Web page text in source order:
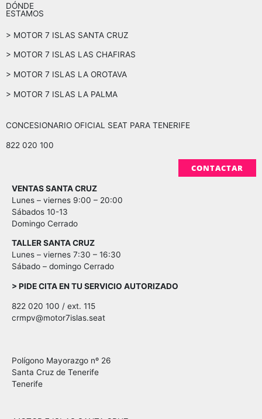
DÓNDE
ESTAMOS
> MOTOR 7 ISLAS SANTA CRUZ
> MOTOR 7 ISLAS LAS CHAFIRAS
> MOTOR 7 ISLAS LA OROTAVA
> MOTOR 7 ISLAS LA PALMA
CONCESIONARIO OFICIAL SEAT PARA TENERIFE
822 020 100
CONTACTAR
VENTAS SANTA CRUZ
Lunes – viernes 9:00 – 20:00
Sábados 10-13
Domingo Cerrado
TALLER SANTA CRUZ
Lunes – viernes 7:30 – 16:30
Sábado – domingo Cerrado
> PIDE CITA EN TU SERVICIO AUTORIZADO
822 020 100 / ext. 115
crmpv@motor7islas.seat
Polígono Mayorazgo nº 26
Santa Cruz de Tenerife
Tenerife